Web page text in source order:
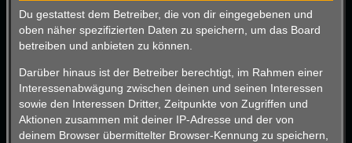
Du gestattest dem Betreiber, die von dir eingegebenen und
oben näher spezifizierten Daten zu speichern, um das Board
betreiben und anbieten zu können.
Darüber hinaus ist der Betreiber berechtigt, im Rahmen einer
Interessenabwägung zwischen deinen und seinen Interessen
sowie den Interessen Dritter, Zeitpunkte von Zugriffen und
Aktionen zusammen mit deiner IP-Adresse und der von
deinem Browser übermittelter Browser-Kennung zu speichern,